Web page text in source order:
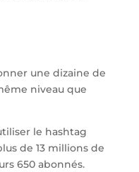
une dizaine de
niveau que
le hashtag
de 13 millions de
650 abonnés.